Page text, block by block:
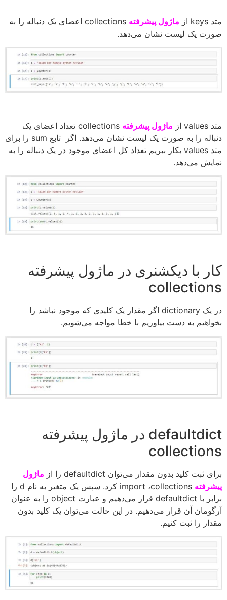
متد keys از ماژول پیشرفته
collections اعضای یک دنباله را به
صورت یک لیست نشان می‌دهد.
متد values از ماژول پیشرفته
collections تعداد اعضای یک
دنباله را به صورت یک لیست نشان می‌دهد. اگر تابع sum را برای
متد values بکار ببریم تعداد کل اعضای موجود در یک دنباله را به
نمایش می‌دهد.
کار با دیکشنری در ماژول پیشرفته
collections
در یک dictionary اگر مقدار یک کلیدی که موجود نباشد را
بخواهیم به دست بیاوریم با خطا مواجه می‌شویم.
defaultdict در ماژول پیشرفته
collections
برای ثبت کلید بدون مقدار می‌توان defaultdict را از
ماژول
پیشرفته
import ،collections کرد. سپس یک متغیر به نام d را
برابر با defaultdict قرار می‌دهیم و عبارت object را به عنوان
آرگومان آن قرار می‌دهیم. در این حالت می‌توان یک کلید بدون
مقدار را ثبت کنیم.